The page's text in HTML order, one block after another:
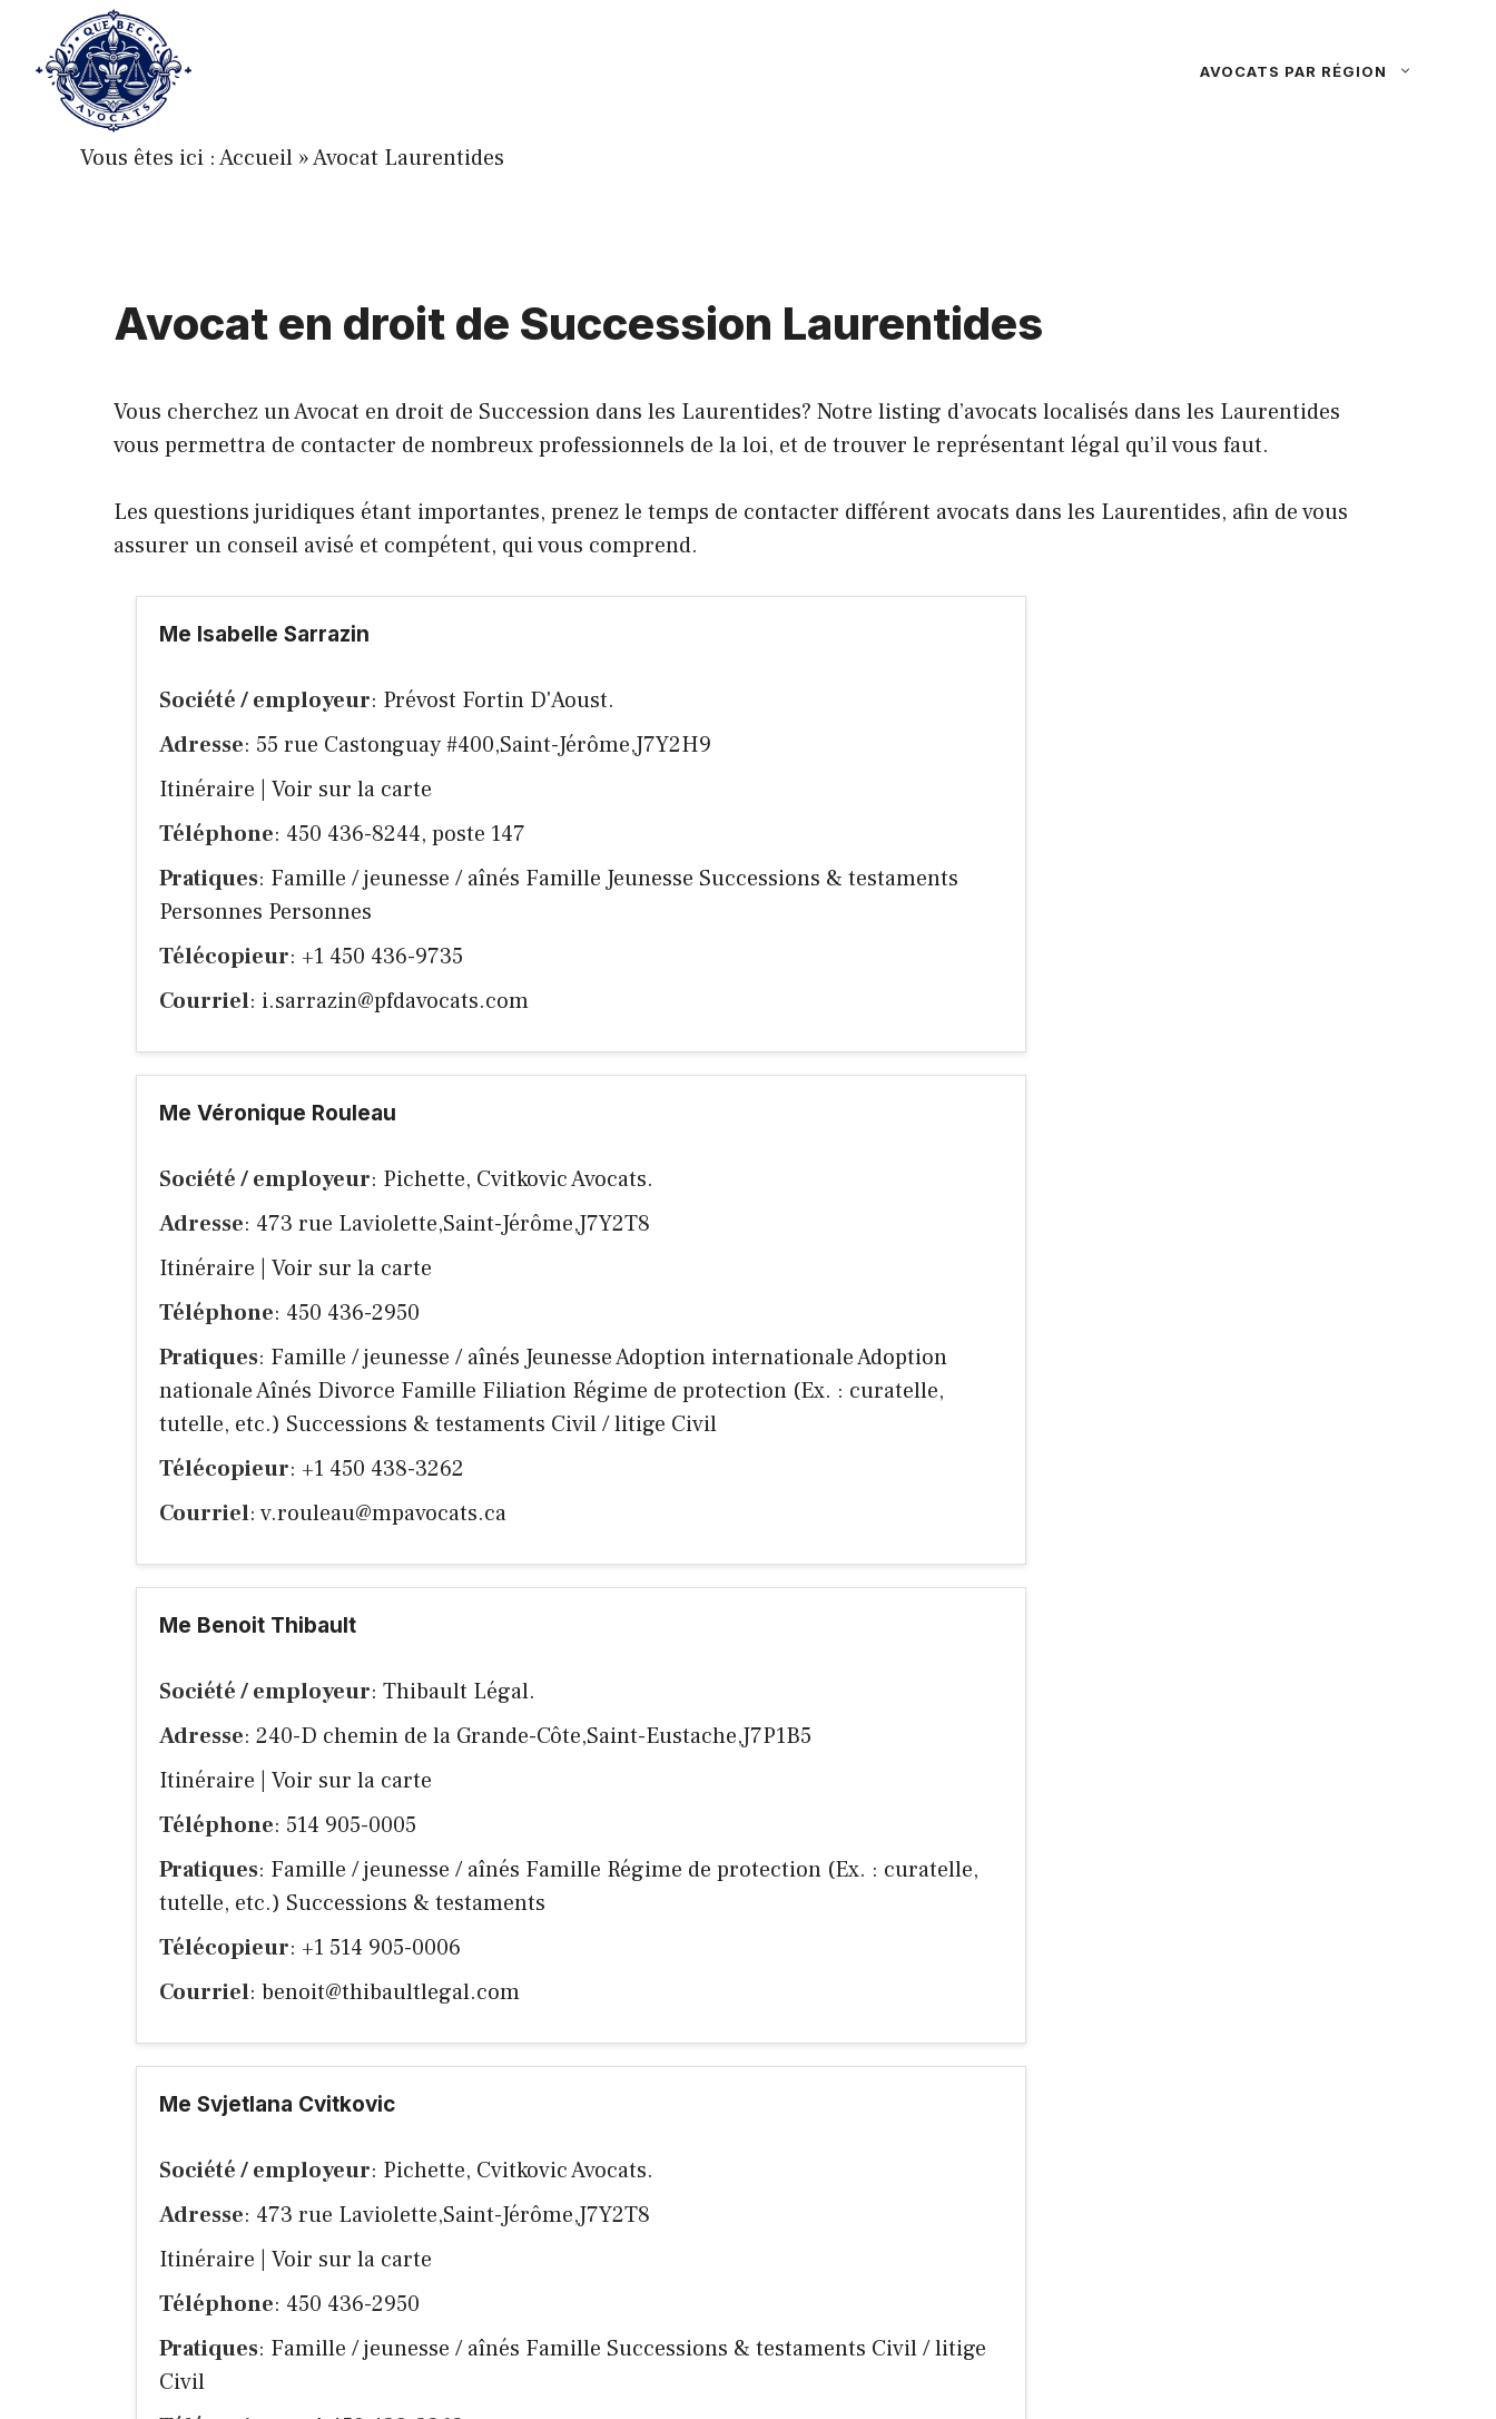
contenu
AVOCATS PAR RÉGION
Vous êtes ici :Accueil »Avocat Laurentides
Avocat en droit de Succession Laurentides
Vous cherchez un Avocat en droit de Succession dans les Laurentides? Notre listing d’avocats localisés dans les Laurentides
vous permettra de contacter de nombreux professionnels de la loi, et de trouver le représentant légal qu’il vous faut.
Les questions juridiques étant importantes, prenez le temps de contacter différent avocats dans les Laurentides, afin de vous
assurer un conseil avisé et compétent, qui vous comprend.
Me Isabelle Sarrazin
Société / employeur: Prévost Fortin D'Aoust.
Adresse: 55 rue Castonguay #400,Saint-Jérôme,J7Y2H9
Itinéraire
Voir sur la carte
Téléphone: 450 436-8244, poste 147
Pratiques: Famille / jeunesse / aînés Famille Jeunesse Successions & testaments
Personnes Personnes
Télécopieur: +1 450 436-9735
Courriel: i.sarrazin@pfdavocats.com
Me Véronique Rouleau
Société / employeur: Pichette, Cvitkovic Avocats.
Adresse: 473 rue Laviolette,Saint-Jérôme,J7Y2T8
Itinéraire
Voir sur la carte
Téléphone: 450 436-2950
Pratiques: Famille / jeunesse / aînés Jeunesse Adoption internationale Adoption
nationale Aînés Divorce Famille Filiation Régime de protection (Ex. : curatelle,
tutelle, etc.) Successions & testaments Civil / litige Civil
Télécopieur: +1 450 438-3262
Courriel: v.rouleau@mpavocats.ca
Me Benoit Thibault
Société / employeur: Thibault Légal.
Adresse: 240-D chemin de la Grande-Côte,Saint-Eustache,J7P1B5
Itinéraire
Voir sur la carte
Téléphone: 514 905-0005
Pratiques: Famille / jeunesse / aînés Famille Régime de protection (Ex. : curatelle,
tutelle, etc.) Successions & testaments
Télécopieur: +1 514 905-0006
Courriel: benoit@thibaultlegal.com
Me Svjetlana Cvitkovic
Société / employeur: Pichette, Cvitkovic Avocats.
Adresse: 473 rue Laviolette,Saint-Jérôme,J7Y2T8
Itinéraire
Voir sur la carte
Téléphone: 450 436-2950
Pratiques: Famille / jeunesse / aînés Famille Successions & testaments Civil / litige
Civil